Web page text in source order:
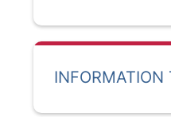
INFORMATION